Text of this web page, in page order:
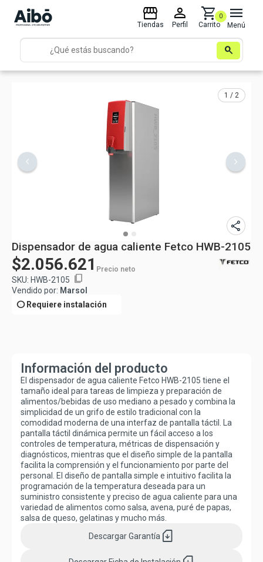
search
storefront
Tiendas
person
Perfil
shopping_cart
Carrito
0 menu
Menú
1 / 2
share
Dispensador de agua caliente Fetco HWB-2105
$2.056.621 Precio neto
info Requiere instalación
SKU: HWB-2105 content_copy
Vendido por: Marsol
Información del producto
El dispensador de agua caliente Fetco HWB-2105 tiene el
tamaño ideal para tareas de limpieza y preparación de
alimentos/bebidas de uso mediano a pesado y combina la
simplicidad de un grifo de estilo tradicional con la
comodidad moderna de una interfaz de pantalla táctil. La
pantalla táctil dinámica permite un fácil acceso a los
controles de temperatura, métricas de dispensación y
diagnósticos, mientras que el diseño simple de la pantalla
facilita la comprensión y el funcionamiento por parte del
personal. El diseño de pantalla simple e intuitivo facilita la
programación de la temperatura deseada para un
suministro consistente y preciso de agua caliente para una
variedad de alimentos como salsa, avena, puré de papas,
salsa de queso, gelatinas y mucho más.
DescargarGarantía sim_card_download